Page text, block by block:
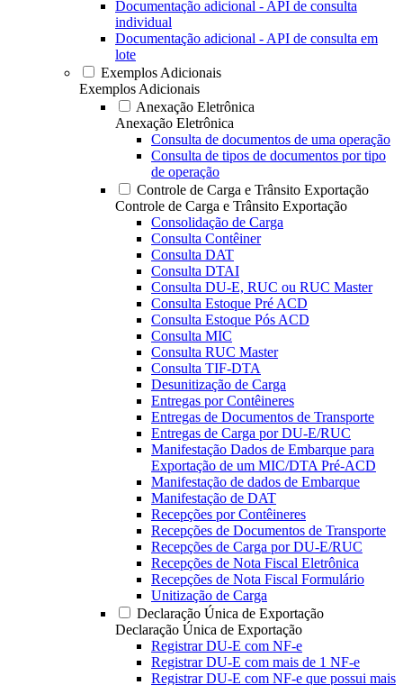
Documentação adicional - API de consulta
individual
Documentação adicional - API de consulta em
lote
Exemplos Adicionais
Exemplos Adicionais
Anexação Eletrônica
Anexação Eletrônica
Consulta de documentos de uma operação
Consulta de tipos de documentos por tipo
de operação
Controle de Carga e Trânsito Exportação
Controle de Carga e Trânsito Exportação
Consolidação de Carga
Consulta Contêiner
Consulta DAT
Consulta DTAI
Consulta DU-E, RUC ou RUC Master
Consulta Estoque Pré ACD
Consulta Estoque Pós ACD
Consulta MIC
Consulta RUC Master
Consulta TIF-DTA
Desunitização de Carga
Entregas por Contêineres
Entregas de Documentos de Transporte
Entregas de Carga por DU-E/RUC
Manifestação Dados de Embarque para
Exportação de um MIC/DTA Pré-ACD
Manifestação de dados de Embarque
Manifestação de DAT
Recepções por Contêineres
Recepções de Documentos de Transporte
Recepções de Carga por DU-E/RUC
Recepções de Nota Fiscal Eletrônica
Recepções de Nota Fiscal Formulário
Unitização de Carga
Declaração Única de Exportação
Declaração Única de Exportação
Registrar DU-E com NF-e
Registrar DU-E com mais de 1 NF-e
Registrar DU-E com NF-e que possui mais